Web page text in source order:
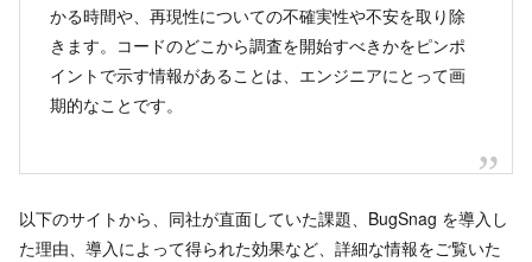
かる時間や、再現性についての不確実性や不安を取り除
きます。コードのどこから調査を開始すべきかをピンポ
イントで示す情報があることは、エンジニアにとって画
期的なことです。
以下のサイトから、同社が直面していた課題、BugSnag を導入し
た理由、導入によって得られた効果など、詳細な情報をご覧いた